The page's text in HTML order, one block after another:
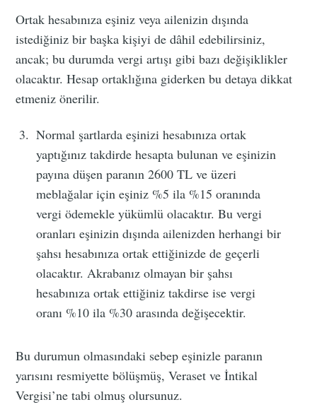
Ortak hesabınıza eşiniz veya ailenizin dışında
istediğiniz bir başka kişiyi de dâhil edebilirsiniz,
ancak; bu durumda vergi artışı gibi bazı değişiklikler
olacaktır. Hesap ortaklığına giderken bu detaya dikkat
etmeniz önerilir.
Normal şartlarda eşinizi hesabınıza ortak
yaptığınız takdirde hesapta bulunan ve eşinizin
payına düşen paranın 2600 TL ve üzeri
meblağalar için eşiniz %5 ila %15 oranında
vergi ödemekle yükümlü olacaktır. Bu vergi
oranları eşinizin dışında ailenizden herhangi bir
şahsı hesabınıza ortak ettiğinizde de geçerli
olacaktır. Akrabanız olmayan bir şahsı
hesabınıza ortak ettiğiniz takdirse ise vergi
oranı %10 ila %30 arasında değişecektir.
Bu durumun olmasındaki sebep eşinizle paranın
yarısını resmiyette bölüşmüş, Veraset ve İntikal
Vergisi’ne tabi olmuş olursunuz.